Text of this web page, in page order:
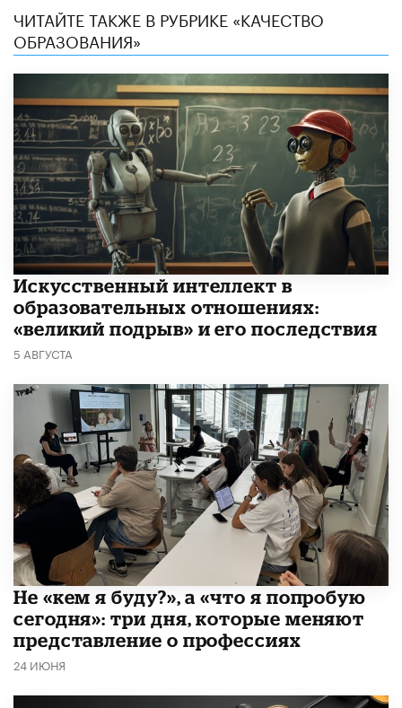
ЧИТАЙТЕ ТАКЖЕ В РУБРИКЕ «КАЧЕСТВО
ОБРАЗОВАНИЯ»
​Искусственный интеллект в
образовательных отношениях:
«великий подрыв» и его последствия
5 АВГУСТА
Не «кем я буду?», а «что я попробую
сегодня»: три дня, которые меняют
представление о профессиях
24 ИЮНЯ